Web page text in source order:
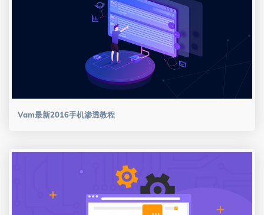
Vam最新2016手机渗透教程